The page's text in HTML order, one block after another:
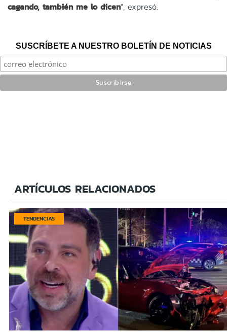
cagando, también me lo dicen", expresó.
SUSCRÍBETE A NUESTRO BOLETÍN DE NOTICIAS
ARTÍCULOS RELACIONADOS
TENDENCIAS